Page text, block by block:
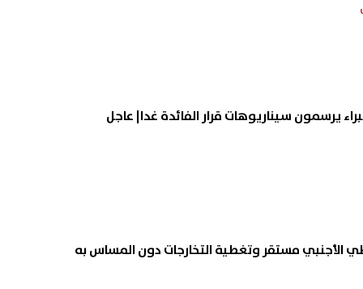
يرسمون سيناريوهات قرار الفائدة غدا| عاجل
الأجنبي مستقر وتغطية التخارجات دون المساس به